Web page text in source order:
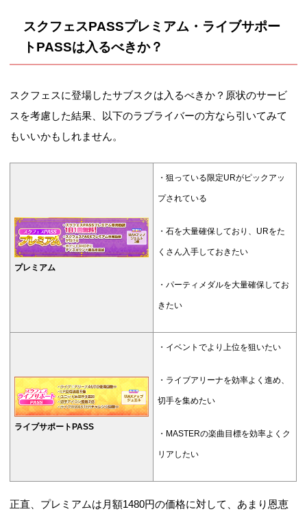
スクフェスPASSプレミアム・ライブサポー
トPASSは入るべきか？
スクフェスに登場したサブスクは入るべきか？原状のサービ
スを考慮した結果、以下のラブライバーの方なら引いてみて
もいいかもしれません。
プレミアム
・狙っている限定URがピックアッ
プされている
・石を大量確保しており、URをた
くさん入手しておきたい
・パーティメダルを大量確保してお
きたい
ライブサポートPASS
・イベントでより上位を狙いたい
・ライブアリーナを効率よく進め、
切手を集めたい
・MASTERの楽曲目標を効率よくク
リアしたい
正直、プレミアムは月額1480円の価格に対して、あまり恩恵